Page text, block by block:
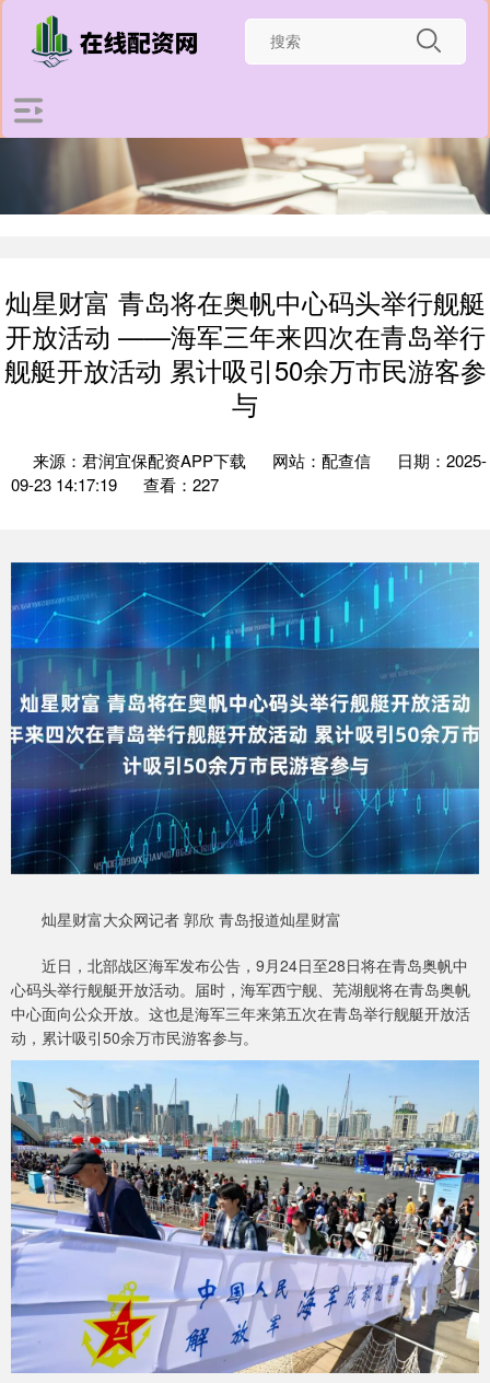
灿星财富 青岛将在奥帆中心码头举行舰艇
开放活动 ——海军三年来四次在青岛举行
舰艇开放活动 累计吸引50余万市民游客参
与
来源：君润宜保配资APP下载 网站：配查信
日期：2025-
09-23 14:17:19
查看：227
灿星财富大众网记者 郭欣 青岛报道灿星财富
近日，北部战区海军发布公告，9月24日至28日将在青岛奥帆中
心码头举行舰艇开放活动。届时，海军西宁舰、芜湖舰将在青岛奥帆
中心面向公众开放。这也是海军三年来第五次在青岛举行舰艇开放活
动，累计吸引50余万市民游客参与。